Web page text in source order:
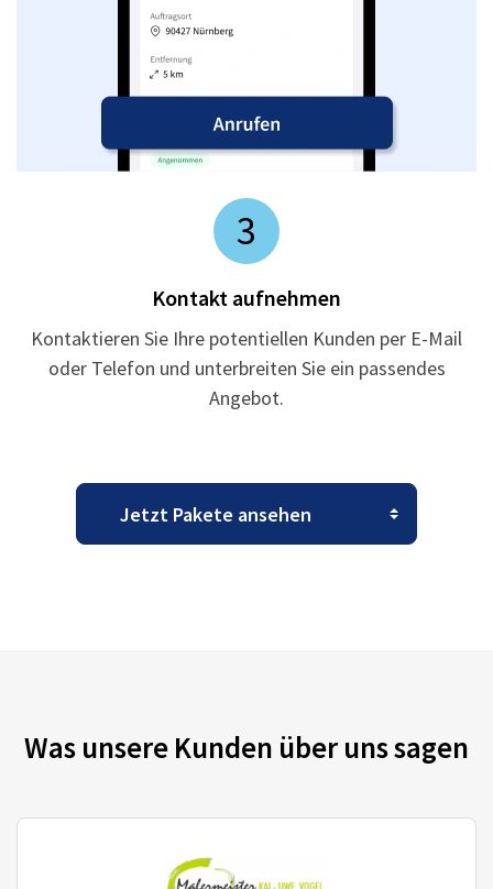
3
Kontakt aufnehmen
Kontaktieren Sie Ihre potentiellen Kunden per E-Mail
oder Telefon und unterbreiten Sie ein passendes
Angebot.
Was unsere Kunden über uns sagen